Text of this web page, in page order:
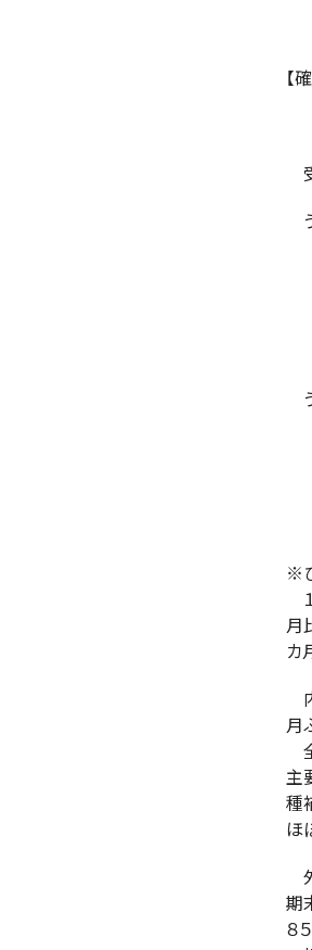
【確
金
受
う
一
電
航
輸
う
ア
※ひ
１月
月比
カ月
内需
月ぶ
全１
主要
種補
ほぼ
外需
期末
８５